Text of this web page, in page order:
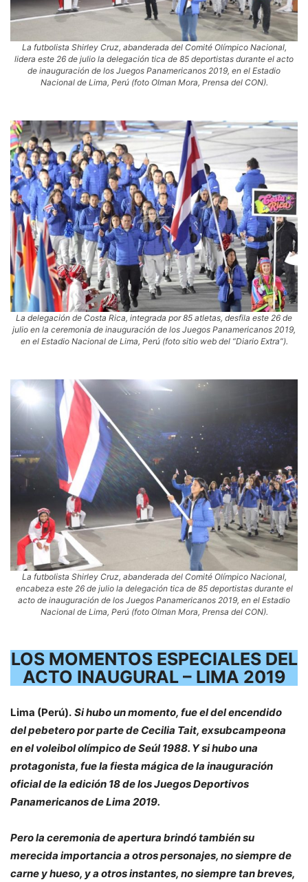
La futbolista Shirley Cruz, abanderada del Comité Olímpico Nacional,
lidera este 26 de julio la delegación tica de 85 deportistas durante el acto
de inauguración de los Juegos Panamericanos 2019, en el Estadio
Nacional de Lima, Perú (foto Olman Mora, Prensa del CON).
La delegación de Costa Rica, integrada por 85 atletas, desfila este 26 de
julio en la ceremonia de inauguración de los Juegos Panamericanos 2019,
en el Estadio Nacional de Lima, Perú (foto sitio web del “Diario Extra”).
La futbolista Shirley Cruz, abanderada del Comité Olímpico Nacional,
encabeza este 26 de julio la delegación tica de 85 deportistas durante el
acto de inauguración de los Juegos Panamericanos 2019, en el Estadio
Nacional de Lima, Perú (foto Olman Mora, Prensa del CON).
LOS MOMENTOS ESPECIALES DEL
ACTO INAUGURAL – LIMA 2019
Lima (Perú). Si hubo un momento, fue el del encendido
del pebetero por parte de Cecilia Tait, exsubcampeona
en el voleibol olímpico de Seúl 1988. Y si hubo una
protagonista, fue la fiesta mágica de la inauguración
oficial de la edición 18 de los Juegos Deportivos
Panamericanos de Lima 2019.
Pero la ceremonia de apertura brindó también su
merecida importancia a otros personajes, no siempre de
carne y hueso, y a otros instantes, no siempre tan breves,